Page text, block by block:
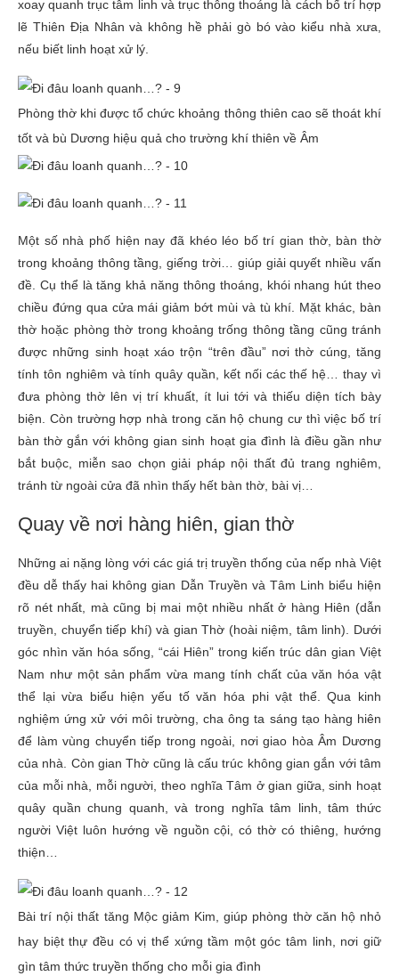
xoay quanh trục tâm linh và trục thông thoáng là cách bố trí hợp
lẽ Thiên Địa Nhân và không hề phải gò bó vào kiểu nhà xưa,
nếu biết linh hoạt xử lý.
Phòng thờ khi được tổ chức khoảng thông thiên cao sẽ thoát khí
tốt và bù Dương hiệu quả cho trường khí thiên về Âm
Một số nhà phố hiện nay đã khéo léo bố trí gian thờ, bàn thờ
trong khoảng thông tầng, giếng trời… giúp giải quyết nhiều vấn
đề. Cụ thể là tăng khả năng thông thoáng, khói nhang hút theo
chiều đứng qua cửa mái giảm bớt mùi và tù khí. Mặt khác, bàn
thờ hoặc phòng thờ trong khoảng trống thông tầng cũng tránh
được những sinh hoạt xáo trộn “trên đầu” nơi thờ cúng, tăng
tính tôn nghiêm và tính quây quần, kết nối các thế hệ… thay vì
đưa phòng thờ lên vị trí khuất, ít lui tới và thiếu diện tích bày
biện. Còn trường hợp nhà trong căn hộ chung cư thì việc bố trí
bàn thờ gắn với không gian sinh hoạt gia đình là điều gần như
bắt buộc, miễn sao chọn giải pháp nội thất đủ trang nghiêm,
tránh từ ngoài cửa đã nhìn thấy hết bàn thờ, bài vị…
Quay về nơi hàng hiên, gian thờ
Những ai nặng lòng với các giá trị truyền thống của nếp nhà Việt
đều dễ thấy hai không gian Dẫn Truyền và Tâm Linh biểu hiện
rõ nét nhất, mà cũng bị mai một nhiều nhất ở hàng Hiên (dẫn
truyền, chuyển tiếp khí) và gian Thờ (hoài niệm, tâm linh). Dưới
góc nhìn văn hóa sống, “cái Hiên” trong kiến trúc dân gian Việt
Nam như một sản phẩm vừa mang tính chất của văn hóa vật
thể lại vừa biểu hiện yếu tố văn hóa phi vật thể. Qua kinh
nghiệm ứng xử với môi trường, cha ông ta sáng tạo hàng hiên
để làm vùng chuyển tiếp trong ngoài, nơi giao hòa Âm Dương
của nhà. Còn gian Thờ cũng là cấu trúc không gian gắn với tâm
của mỗi nhà, mỗi người, theo nghĩa Tâm ở gian giữa, sinh hoạt
quây quần chung quanh, và trong nghĩa tâm linh, tâm thức
người Việt luôn hướng về nguồn cội, có thờ có thiêng, hướng
thiện…
Bài trí nội thất tăng Mộc giảm Kim, giúp phòng thờ căn hộ nhỏ
hay biệt thự đều có vị thể xứng tầm một góc tâm linh, nơi giữ
gìn tâm thức truyền thống cho mỗi gia đình